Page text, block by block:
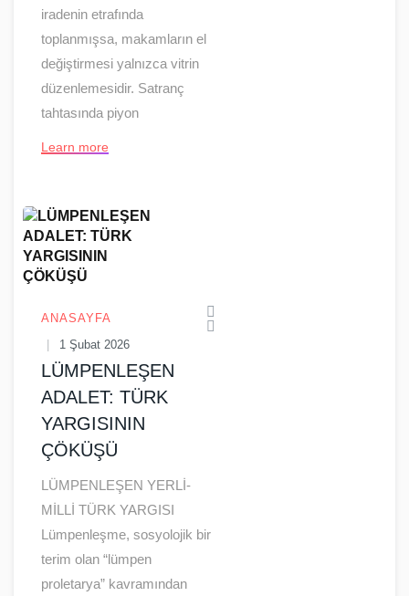
iradenin etrafında
toplanmışsa, makamların el
değiştirmesi yalnızca vitrin
düzenlemesidir. Satranç
tahtasında piyon
Learn more
ANASAYFA
1 Şubat 2026
LÜMPENLEŞEN
ADALET: TÜRK
YARGISININ
ÇÖKÜŞÜ
LÜMPENLEŞEN YERLİ-
MİLLİ TÜRK YARGISI
Lümpenleşme, sosyolojik bir
terim olan “lümpen
proletarya” kavramından